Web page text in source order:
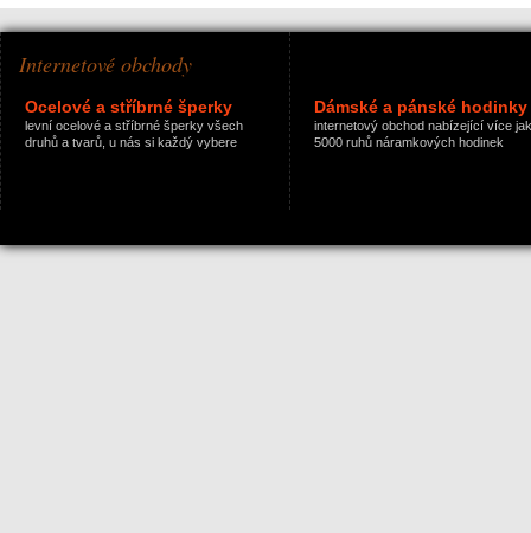
Internetové obchody
Ocelové a stříbrné šperky
levní ocelové a stříbrné šperky všech
druhů a tvarů, u nás si každý vybere
Dámské a pánské hodinky
internetový obchod nabízející více jak
5000 ruhů náramkových hodinek